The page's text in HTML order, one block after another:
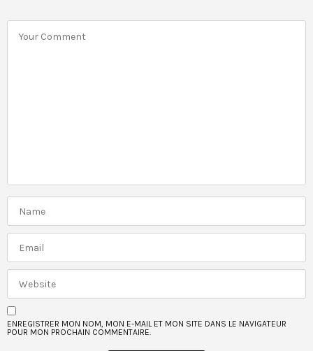
ENREGISTRER MON NOM, MON E-MAIL ET MON SITE DANS LE NAVIGATEUR
POUR MON PROCHAIN COMMENTAIRE.